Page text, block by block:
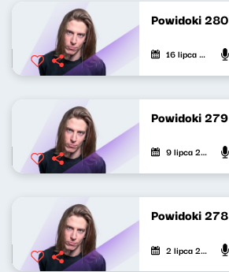
Powidoki 280
16 lipca 2026
Powidoki 279
9 lipca 2026
Powidoki 278
2 lipca 2026